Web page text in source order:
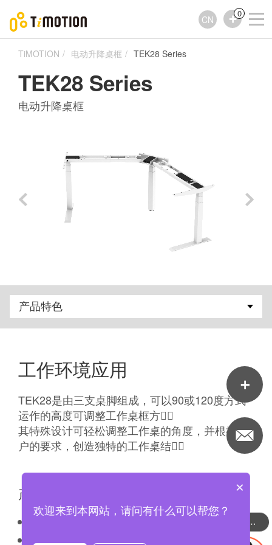
CN
0
TiMOTION 电动升降桌框 TEK28 Series
TEK28 Series
电动升降桌框
工作环境应用
TEK28是由三支桌脚组成，可以90或120度方式
运作的高度可调整工作桌框方案〪
其特殊设计可轻松调整工作桌的角度，并根据客
户的要求，创造独特的工作桌结构〪
产品特色
定速：3节式立柱：最高可达38mm/s*
可以介绍下你们的产品么
×
欢迎来到本网站，请问有什么可以帮您？